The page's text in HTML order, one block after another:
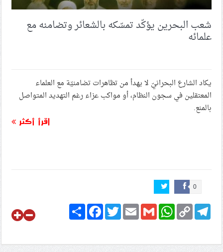
شعب البحرين يؤكّد تمسّكه بالشعائر وتضامنه مع
علمائه
يكاد الشارع البحرانيّ لا يهدأ من تظاهرات تضامنيّة مع العلماء
المعتقلين في سجون النظام، أو مواكب عزاء رغم التهديد المتواصل
بالمنع.
اقرأ أكثر
0
ShareFacebookTwitterEmailGmail
WhatsApp Copy
Link
Telegram